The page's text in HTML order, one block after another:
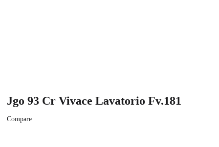
Jgo 93 Cr Vivace Lavatorio Fv.181
Compare